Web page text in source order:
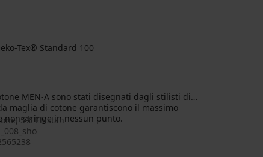
Tex® Standard 100
MEN-A sono stati disegnati dagli stilisti di
maglia di cotone garantiscono il massimo
non stringe in nessun punto.
5% Elastan